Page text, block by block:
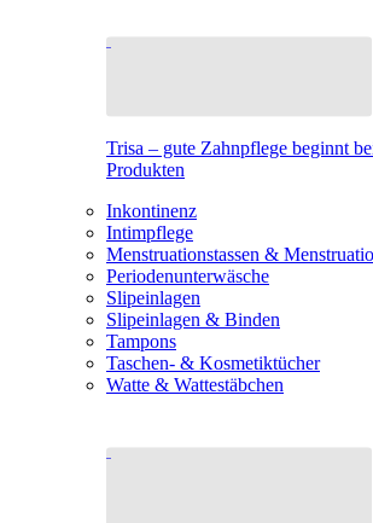
Trisa – gute Zahnpflege beginnt
Produkten
Inkontinenz
Intimpflege
Menstruationstassen &
Periodenunterwäsche
Slipeinlagen
Slipeinlagen & Binden
Tampons
Taschen- & Kosmetiktücher
Watte & Wattestäbchen